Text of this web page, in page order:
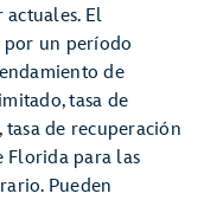
actuales. El
un período
de
tasa de
de recuperación
Florida para las
Pueden